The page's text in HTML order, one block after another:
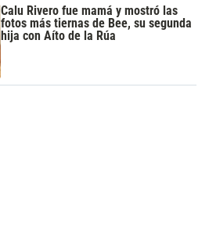
Calu Rivero fue mamá y mostró las
fotos más tiernas de Bee, su segunda
hija con Aíto de la Rúa